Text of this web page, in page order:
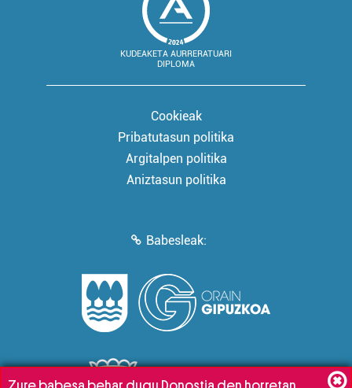
KUDEAKETA AURRERATUARI
DIPLOMA
Cookieak
Pribatutasun politika
Argitalpen politika
Aniztasun politika
Babesleak: